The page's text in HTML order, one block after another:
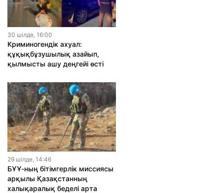
30 шiлде, 16:00
Криминогендік ахуал:
құқықбұзушылық азайып,
қылмысты ашу деңгейі өсті
29 шiлде, 14:46
БҰҰ-ның бітімгерлік миссиясы
арқылы Қазақстанның
халықаралық беделі арта